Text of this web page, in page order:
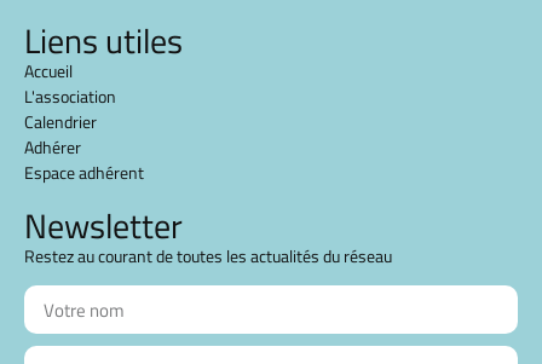
Liens utiles
Accueil
L'association
Calendrier
Adhérer
Espace adhérent
Newsletter
Restez au courant de toutes les actualités du réseau